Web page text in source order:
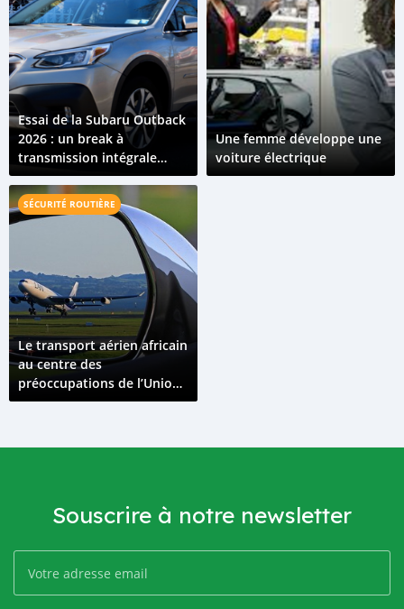
Essai de la Subaru Outback
2026 : un break à
transmission intégrale
conçu pour les routes
variées du Congo
Une femme développe une
voiture électrique
SÉCURITÉ ROUTIÈRE
Le transport aérien africain
au centre des
préoccupations de l’Union
Africaine
Souscrire à notre newsletter